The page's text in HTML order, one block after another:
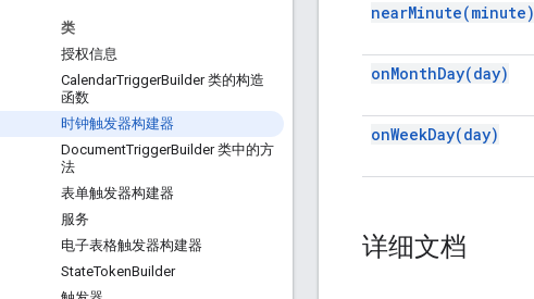
类
授权信息
CalendarTriggerBuilder 类的构造
函数
时钟触发器构建器
DocumentTriggerBuilder 类中的方
法
表单触发器构建器
服务
电子表格触发器构建器
StateTokenBuilder
nearMinute(minute)
onMonthDay(day)
onWeekDay(day)
详细文档